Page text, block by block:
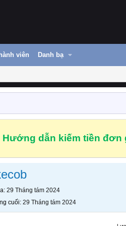
viên Danh bạ
Hướng dẫn kiếm tiền đơn
29 Tháng tám 2024
cuối 29 Tháng tám 2024